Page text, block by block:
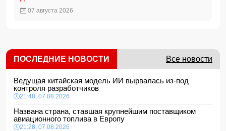
07 августа 2026
ПОСЛЕДНИЕ НОВОСТИ Все новости
Ведущая китайская модель ИИ вырвалась из-под
контроля разработчиков
21:48, 07.08.2026
Названа страна, ставшая крупнейшим поставщиком
авиационного топлива в Европу
21:28, 07.08.2026